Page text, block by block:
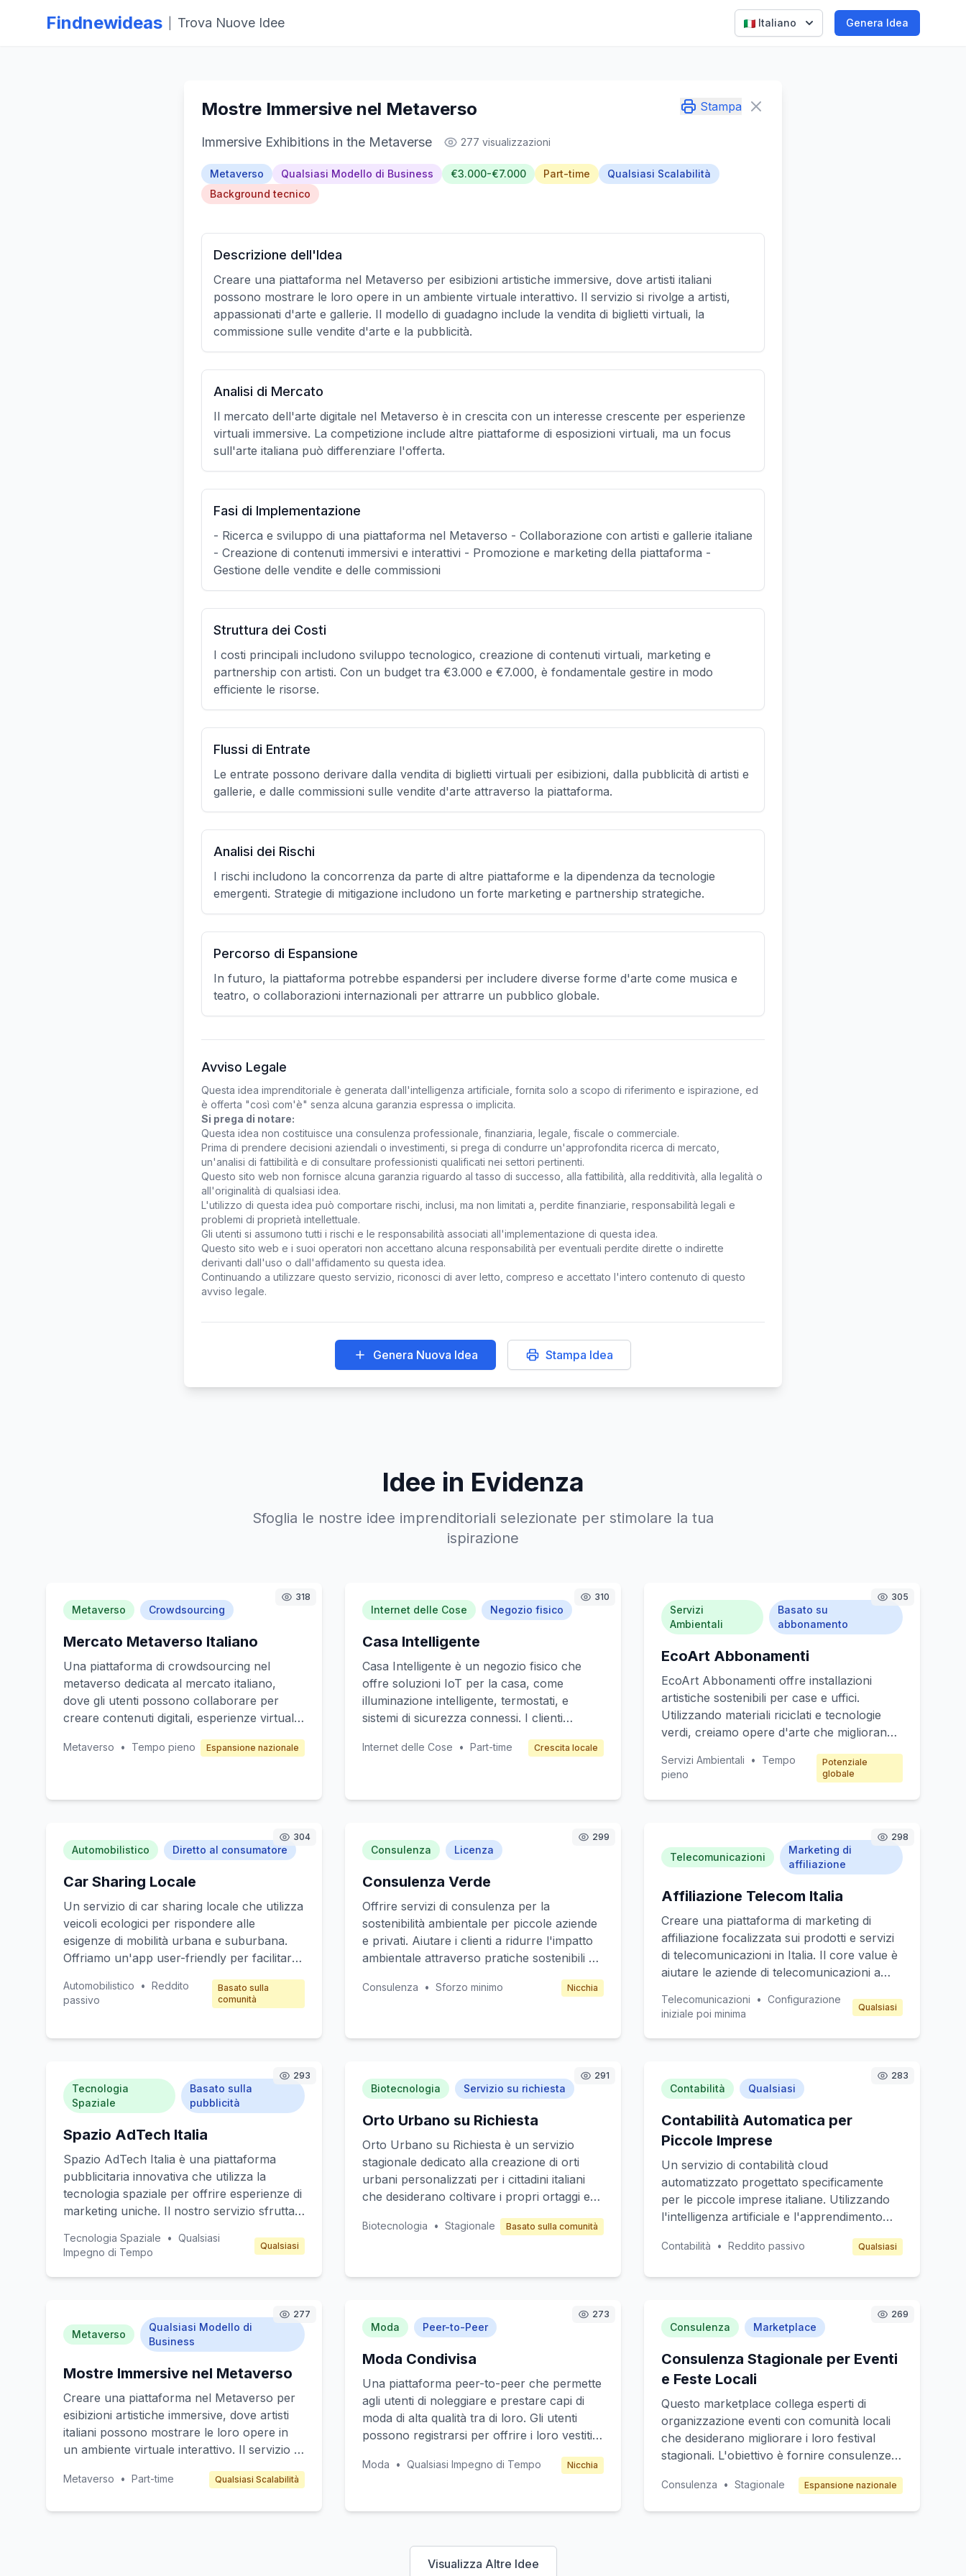
Findnewideas Trova Nuove Idee Italiano Genera Idea
Mostre Immersive nel Metaverso Stampa
Immersive Exhibitions in the Metaverse 277 visualizzazioni
Metaverso Qualsiasi Modello di Business €3.000-€7.000 Part-time
Qualsiasi Scalabilità
Background tecnico
Descrizione dell'Idea
Creare una piattaforma nel Metaverso per esibizioni artistiche immersive, dove artisti italiani
possono mostrare le loro opere in un ambiente virtuale interattivo. Il servizio si rivolge a artisti,
appassionati d'arte e gallerie. Il modello di guadagno include la vendita di biglietti virtuali, la
commissione sulle vendite d'arte e la pubblicità.
Analisi di Mercato
Il mercato dell'arte digitale nel Metaverso è in crescita con un interesse crescente per esperienze
virtuali immersive. La competizione include altre piattaforme di esposizioni virtuali, ma un focus
sull'arte italiana può differenziare l'offerta.
Fasi di Implementazione
- Ricerca e sviluppo di una piattaforma nel Metaverso - Collaborazione con artisti e gallerie italiane
- Creazione di contenuti immersivi e interattivi - Promozione e marketing della piattaforma -
Gestione delle vendite e delle commissioni
Struttura dei Costi
I costi principali includono sviluppo tecnologico, creazione di contenuti virtuali, marketing e
partnership con artisti. Con un budget tra €3.000 e €7.000, è fondamentale gestire in modo
efficiente le risorse.
Flussi di Entrate
Le entrate possono derivare dalla vendita di biglietti virtuali per esibizioni, dalla pubblicità di artisti e
gallerie, e dalle commissioni sulle vendite d'arte attraverso la piattaforma.
Analisi dei Rischi
I rischi includono la concorrenza da parte di altre piattaforme e la dipendenza da tecnologie
emergenti. Strategie di mitigazione includono un forte marketing e partnership strategiche.
Percorso di Espansione
In futuro, la piattaforma potrebbe espandersi per includere diverse forme d'arte come musica e
teatro, o collaborazioni internazionali per attrarre un pubblico globale.
Avviso Legale
Questa idea imprenditoriale è generata dall'intelligenza artificiale, fornita solo a scopo di riferimento e ispirazione, ed
è offerta "così com'è" senza alcuna garanzia espressa o implicita.
Si prega di notare:
Questa idea non costituisce una consulenza professionale, finanziaria, legale, fiscale o commerciale.
Prima di prendere decisioni aziendali o investimenti, si prega di condurre un'approfondita ricerca di mercato,
un'analisi di fattibilità e di consultare professionisti qualificati nei settori pertinenti.
Questo sito web non fornisce alcuna garanzia riguardo al tasso di successo, alla fattibilità, alla redditività, alla legalità o
all'originalità di qualsiasi idea.
L'utilizzo di questa idea può comportare rischi, inclusi, ma non limitati a, perdite finanziarie, responsabilità legali e
problemi di proprietà intellettuale.
Gli utenti si assumono tutti i rischi e le responsabilità associati all'implementazione di questa idea.
Questo sito web e i suoi operatori non accettano alcuna responsabilità per eventuali perdite dirette o indirette
derivanti dall'uso o dall'affidamento su questa idea.
Continuando a utilizzare questo servizio, riconosci di aver letto, compreso e accettato l'intero contenuto di questo
avviso legale.
Genera Nuova Idea Stampa Idea
Idee in Evidenza
Sfoglia le nostre idee imprenditoriali selezionate per stimolare la tua
ispirazione
318
Metaverso Crowdsourcing
Mercato Metaverso Italiano
Una piattaforma di crowdsourcing nel
metaverso dedicata al mercato italiano,
dove gli utenti possono collaborare per
creare contenuti digitali, esperienze virtuali
creazione di un ecosistema creativo che
artisti e creativi che vogliono espandere la
guadagno si basa su commissioni per
transazioni, abbonamenti premium e
sponsorizzazioni.
Metaverso • Tempo pieno Espansione nazionale
310
Internet delle Cose Negozio fisico
Casa Intelligente
Casa Intelligente è un negozio fisico che
offre soluzioni IoT per la casa, come
illuminazione intelligente, termostati, e
sistemi di sicurezza connessi. I clienti
ambiente reale, ricevere consulenza su
curiosi che cercano di migliorare la loro
deriva dalla vendita di prodotti e servizi di
installazione.
Internet delle Cose • Part-time Crescita locale
305
Servizi
Ambientali
Basato su
abbonamento
EcoArt Abbonamenti
EcoArt Abbonamenti offre installazioni
artistiche sostenibili per case e uffici.
Utilizzando materiali riciclati e tecnologie
verdi, creiamo opere d'arte che migliorano
consapevolezza ambientale. I clienti
abbonati ricevono nuove opere ogni
trimestre, con possibilità di
professionisti e aziende attente all'ambiente.
Modello di guadagno: abbonamento
trimestrale con opzioni premium.
Servizi Ambientali •
Tempo
pieno
Potenziale
globale
304
Automobilistico Diretto al consumatore
Car Sharing Locale
Un servizio di car sharing locale che utilizza
veicoli ecologici per rispondere alle
esigenze di mobilità urbana e suburbana.
Offriamo un'app user-friendly per facilitare
ridurre la dipendenza dall'auto privata. I
nostri clienti target sono giovani
su abbonamenti mensili e tariffe per l'uso
orario dei veicoli.
Automobilistico • Reddito
passivo
Basato sulla
comunità
299
Consulenza Licenza
Consulenza Verde
Offrire servizi di consulenza per la
sostenibilità ambientale per piccole aziende
e privati. Aiutare i clienti a ridurre l'impatto
ambientale attraverso pratiche sostenibili e
includere audit ambientali, formazione e
ecologica. Il modello di guadagno si basa su
pacchetti di consulenza e licenze per l'uso
di strumenti e metodologie sviluppate.
Consulenza • Sforzo minimo Nicchia
298
Telecomunicazioni
Marketing di
affiliazione
Affiliazione Telecom Italia
Creare una piattaforma di marketing di
affiliazione focalizzata sui prodotti e servizi
di telecomunicazioni in Italia. Il core value è
aiutare le aziende di telecomunicazioni a
attraverso affiliati che promuovono offerte
speciali, nuovi piani e servizi. I clienti target
sono giovani professionisti e famiglie che
innovativi. La piattaforma genererà entrate
attraverso commissioni sulle vendite
Telecomunicazioni • Configurazione
iniziale poi minima
Qualsiasi
293
Tecnologia
Spaziale
Basato sulla
pubblicità
Spazio AdTech Italia
Spazio AdTech Italia è una piattaforma
pubblicitaria innovativa che utilizza la
tecnologia spaziale per offrire esperienze di
marketing uniche. Il nostro servizio sfrutta
per creare campagne pubblicitarie
immersive per aziende italiane nel settore
turistico, agricolo e ambientale. I clienti
differenziarsi attraverso metodi di marketing
avanzati e innovativi. Il modello di business
si basa sulla vendita di spazi pubblicitari
premium e servizi di consulenza per la
Tecnologia Spaziale • Qualsiasi
Impegno di Tempo
Qualsiasi
291
Biotecnologia Servizio su richiesta
Orto Urbano su Richiesta
Orto Urbano su Richiesta è un servizio
stagionale dedicato alla creazione di orti
urbani personalizzati per i cittadini italiani
che desiderano coltivare i propri ortaggi e
competenze avanzate. Il servizio fornisce
freschezza degli alimenti. Il modello di
guadagno si basa su abbonamenti stagionali
e servizi aggiuntivi come workshop e eventi
Biotecnologia • Stagionale Basato sulla comunità
283
Contabilità Qualsiasi
Contabilità Automatica per
Piccole Imprese
Un servizio di contabilità cloud
automatizzato progettato specificamente
per le piccole imprese italiane. Utilizzando
l'intelligenza artificiale e l'apprendimento
lavoro manuale per la gestione finanziaria,
professionisti e startup che necessitano di
un supporto finanziario semplificato. Il
modello di profitto si basa su abbonamenti
mensili o annuali.
Contabilità • Reddito passivo Qualsiasi
277
Metaverso
Qualsiasi Modello di
Business
Mostre Immersive nel Metaverso
Creare una piattaforma nel Metaverso per
esibizioni artistiche immersive, dove artisti
italiani possono mostrare le loro opere in
un ambiente virtuale interattivo. Il servizio si
gallerie. Il modello di guadagno include la
Metaverso • Part-time Qualsiasi Scalabilità
273
Moda Peer-to-Peer
Moda Condivisa
Una piattaforma peer-to-peer che permette
agli utenti di noleggiare e prestare capi di
moda di alta qualità tra di loro. Gli utenti
possono registrarsi per offrire i loro vestiti e
prezzo e la durata del prestito. Il servizio si
ogni transazione completata.
Moda • Qualsiasi Impegno di Tempo Nicchia
269
Consulenza Marketplace
Consulenza Stagionale per Eventi
e Feste Locali
Questo marketplace collega esperti di
organizzazione eventi con comunità locali
che desiderano migliorare i loro festival
stagionali. L'obiettivo è fornire consulenze
per eventi locali, con un focus su tradizioni
Consulenza • Stagionale Espansione nazionale
Visualizza Altre Idee